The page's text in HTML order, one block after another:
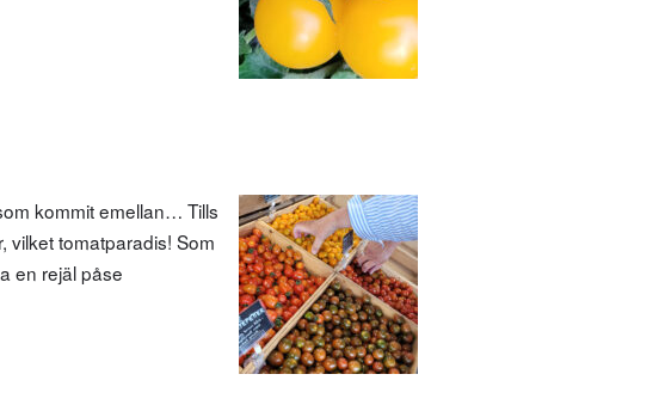
kommit emellan… Tills
vilket tomatparadis! Som
en rejäl påse